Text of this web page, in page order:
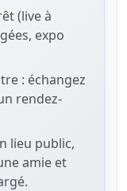
(live à
expo
: échangez
rendez-
lieu public,
amie et